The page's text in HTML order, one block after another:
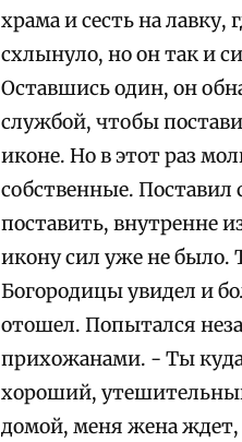
храма и сесть на лавку,
схлынуло, но он так и
Оставшись один, он
службой, чтобы
иконе. Но в этот раз
собственные. Поставил
поставить, внутренне
икону сил уже не было.
Богородицы увидел и
отошел. Попытался
прихожанами. - Ты куда
хороший,
домой, меня жена ждет,